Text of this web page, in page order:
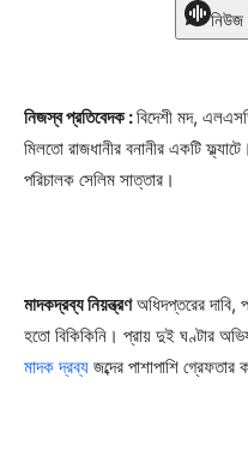
নিজস্ব প্রতিবেদক :বিদেশী মদ,
মিলতো রাজধানীর বনানীর একটি
পরিচালক সেলিম সাত্তার।
মাদকদ্রব্য নিয়ন্ত্রণঅধিদপ্তরের দাবি,
হতো বিকিকিনি। প্রায় দুই ঘণ্টার
মাদক দ্রব্য জব্দের পাশাপাশি